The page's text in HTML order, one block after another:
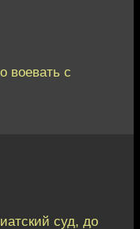
воевать с
суд, до